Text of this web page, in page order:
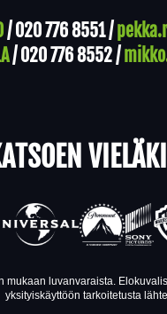
/020 776 8551/
/020 776 8552/
luvanvaraista.
yksityiskäyttöön tarkoitetusta